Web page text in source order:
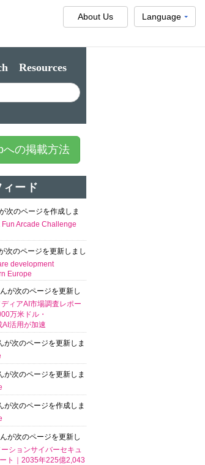
Language
About Us
Resources
への掲載方法
ード
次のページを作成しま
Fun Arcade Challenge
次のページを更新しまし
development
Europe
が次のページを更新し
ィアAI市場調査レポー
万米ドル・
活用が加速
が次のページを更新しま
が次のページを更新しま
が次のページを作成しま
が次のページを更新し
ションサイバーセキュ
ト｜2035年225億2,043